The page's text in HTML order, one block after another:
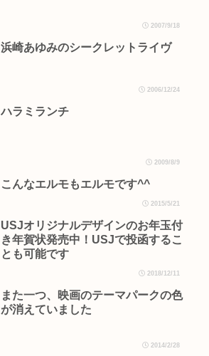
2007/9/18
浜崎あゆみのシークレットライヴ
2006/12/24
ハラミランチ
2009/8/9
こんなエルモもエルモです^^
2015/5/21
USJオリジナルデザインのお年玉付
き年賀状発売中！USJで投函するこ
とも可能です
2018/12/11
また一つ、映画のテーマパークの色
が消えていました
2014/2/28